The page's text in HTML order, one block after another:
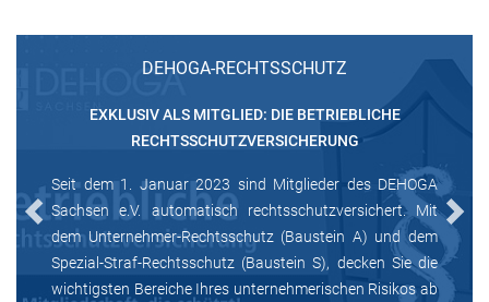
DEHOGA-RECHTSSCHUTZ
EXKLUSIV ALS MITGLIED: DIE BETRIEBLICHE
RECHTSSCHUTZVERSICHERUNG
Seit dem 1. Januar 2023 sind Mitglieder des DEHOGA
Sachsen e.V. automatisch rechtsschutzversichert. Mit
dem Unternehmer-Rechtsschutz (Baustein A) und dem
Spezial-Straf-Rechtsschutz (Baustein S), decken Sie die
wichtigsten Bereiche Ihres unternehmerischen Risikos ab
Previous Next